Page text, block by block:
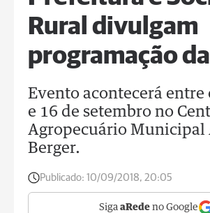
Rural divulgam
programação
Evento acontecerá entre
e 16 de setembro no
Agropecuário Municipal
Berger.
Publicado: 10/09/2018, 20:05
Siga aRede no Google